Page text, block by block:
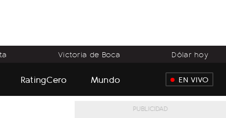
Victoria de Boca Dólar hoy
RatingCero Mundo EN VIVO